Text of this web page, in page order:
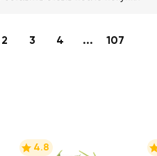
2 3 4 ... 107
4.8